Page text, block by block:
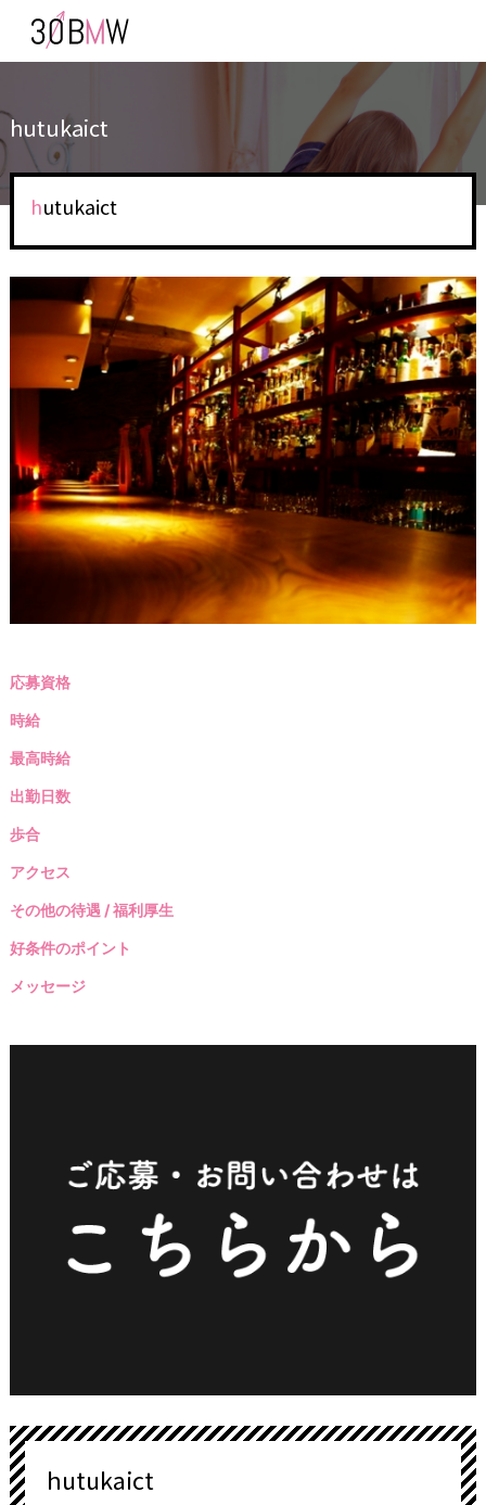
hutukaict
hutukaict
応募資格
時給
最高時給
出勤日数
歩合
アクセス
その他の待遇 / 福利厚生
好条件のポイント
メッセージ
hutukaict